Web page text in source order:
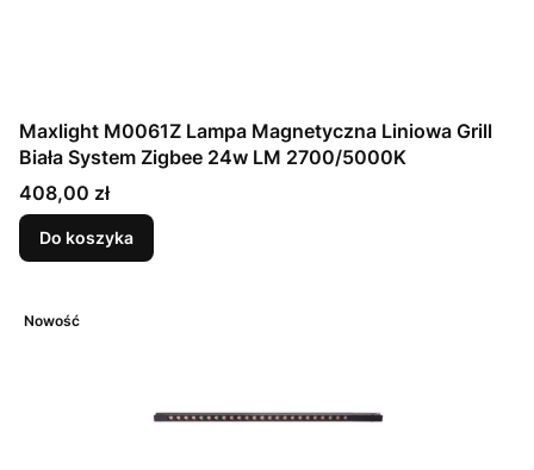
Maxlight M0061Z Lampa Magnetyczna Liniowa Grill
Biała System Zigbee 24w LM 2700/5000K
Cena
408,00 zł
Do koszyka
Nowość